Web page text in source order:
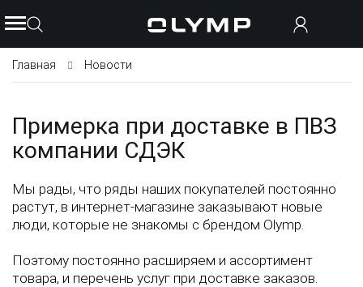
Главная Новости
Примерка при доставке в ПВЗ
компании СДЭК
Мы рады, что ряды наших покупателей постоянно
растут, в интернет-магазине заказывают новые
люди, которые не знакомы с брендом Olymp.
Поэтому постоянно расширяем и ассортимент
товара, и перечень услуг при доставке заказов.